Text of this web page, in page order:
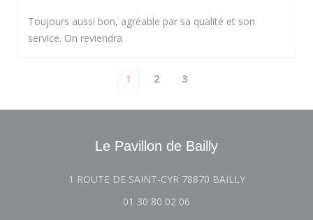
Toujours aussi bon, agréable par sa qualité et son
service. On reviendra
1 2 3
Le Pavillon de Bailly
1 ROUTE DE SAINT-CYR 78870 BAILLY((新しいウィン
01 30 80 02 06